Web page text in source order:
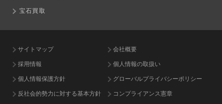
宝石買取
サイトマップ 会社概要
採用情報 個人情報の取扱い
個人情報保護方針 グローバルプライバシーポリシー
反社会的勢力に対する基本方針 コンプライアンス憲章